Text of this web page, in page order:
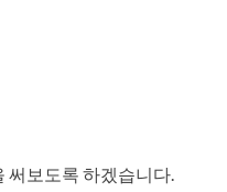
써보도록 하겠습니다.